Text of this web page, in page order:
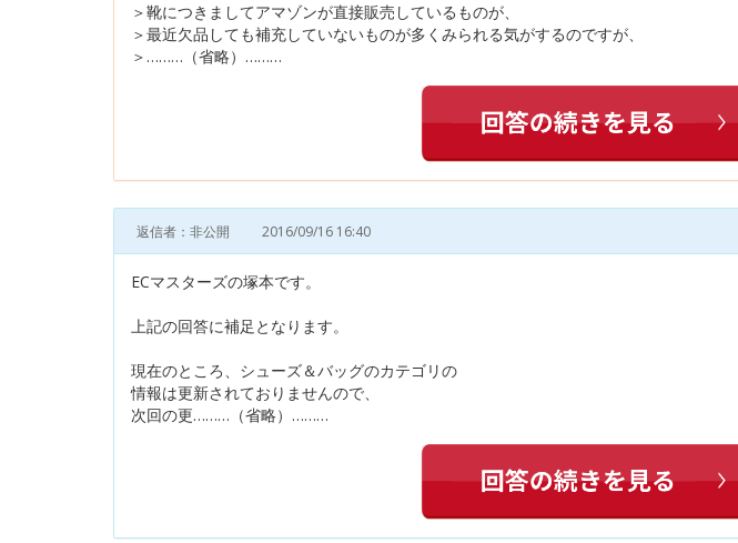
＞靴につきましてアマゾンが直接販売しているものが、
＞最近欠品しても補充していないものが多くみられる気がするのですが、
＞………（省略）………
返信者：非公開 2016/09/16 16:40
ECマスターズの塚本です。
上記の回答に補足となります。
現在のところ、シューズ＆バッグのカテゴリの
情報は更新されておりませんので、
次回の更………（省略）………